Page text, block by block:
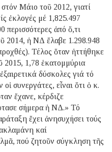
Μάιο τοῦ 2012, γιατί
ἐκλογές μέ 1,825.497
περισσότερες ἀπό ὅ,τι
2014, ἡ ΝΔ ἔλαβε 1.298.948
Τέλος ὅταν ἡττήθηκε
2015, 1,78 ἑκατομμύρια
δύσκολες γιά τό
συνεργάτες, εἶναι ὅτι ὁ κ.
ἔχανε, κέρδιζε
σήμερα ἡ ΝΔ.» Τό
ἔχει ἀνησυχήσει τούς
καί
πού ζητοῦν σύγκληση τῆς